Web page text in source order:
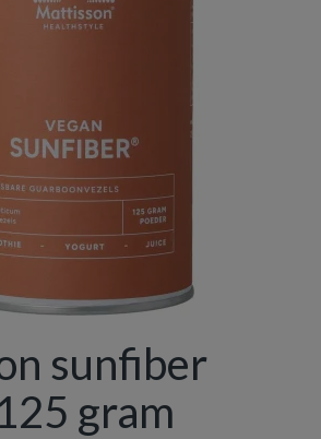
sunfiber
gram